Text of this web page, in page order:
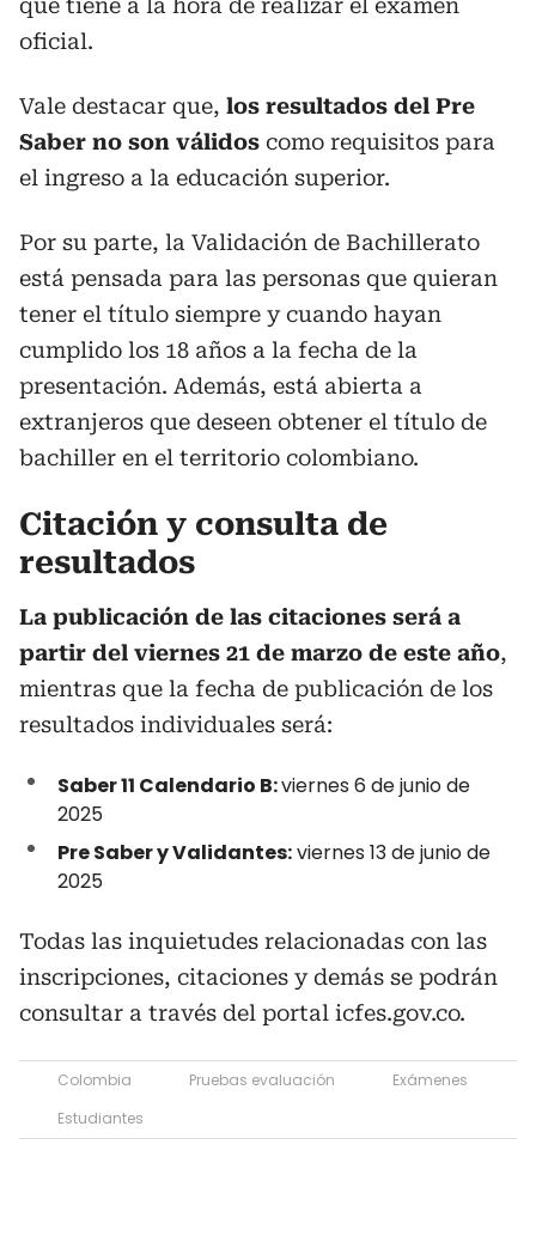
que tiene a la hora de realizar el examen
oficial.
Vale destacar que, los resultados del Pre
Saber no son válidos como requisitos para
el ingreso a la educación superior.
Por su parte, la Validación de Bachillerato
está pensada para las personas que quieran
tener el título siempre y cuando hayan
cumplido los 18 años a la fecha de la
presentación. Además, está abierta a
extranjeros que deseen obtener el título de
bachiller en el territorio colombiano.
Citación y consulta de
resultados
La publicación de las citaciones será a
partir del viernes 21 de marzo de este año,
mientras que la fecha de publicación de los
resultados individuales será:
Saber 11 Calendario B:viernes 6 de junio de
2025
Pre Saber y Validantes:viernes 13 de junio de
2025
Todas las inquietudes relacionadas con las
inscripciones, citaciones y demás se podrán
consultar a través del portal icfes.gov.co.
Colombia Pruebas evaluación
Exámenes
Estudiantes